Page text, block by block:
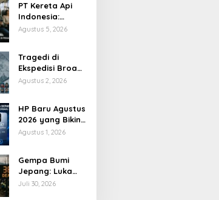
PT Kereta Api
Indonesia:
Bahaya Colok
Agustus 5, 2026
Tragedi di
Ekspedisi Broad
Peak Pakistan
Agustus 2, 2026
HP Baru Agustus
2026 yang Bikin
Indonesia Heboh
Agustus 1, 2026
Gempa Bumi
Jepang: Luka
Fisik, Guncangan
Juli 30, 2026